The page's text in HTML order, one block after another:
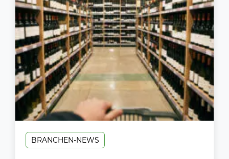
BRANCHEN-NEWS